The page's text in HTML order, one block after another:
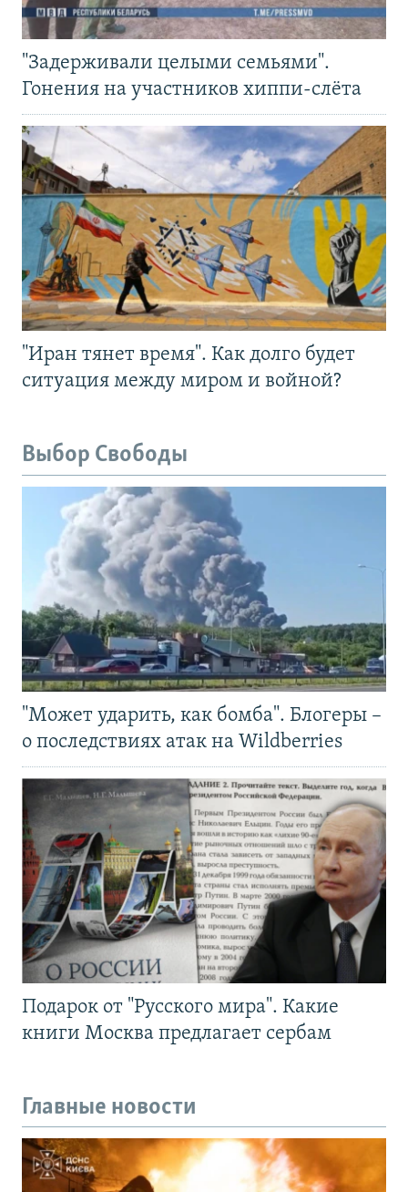
"Задерживали целыми семьями".
Гонения на участников хиппи-слёта
"Иран тянет время". Как долго будет
ситуация между миром и войной?
Выбор Свободы
"Может ударить, как бомба". Блогеры –
о последствиях атак на Wildberries
Подарок от "Русского мира". Какие
книги Москва предлагает сербам
Главные новости